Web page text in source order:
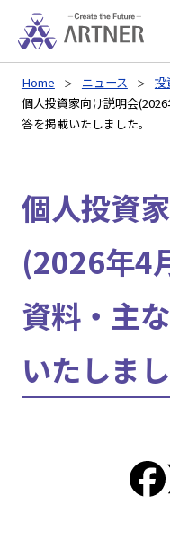
Home ニュース
投
個人投資家向け説明会
答を掲載いたしました。
個人投資
(2026年4
資料・主
いたしまし